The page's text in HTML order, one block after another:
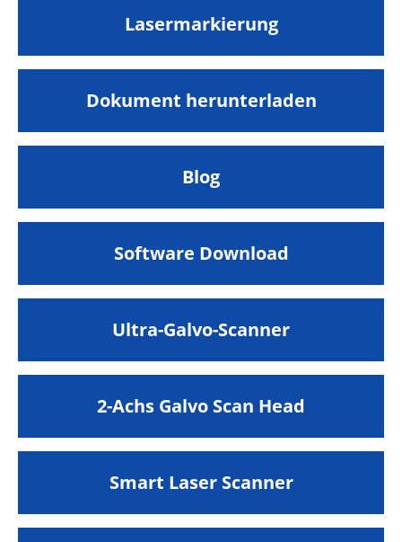
Lasermarkierung
Dokument herunterladen
Blog
Software Download
Ultra-Galvo-Scanner
2-Achs Galvo Scan Head
Smart Laser Scanner